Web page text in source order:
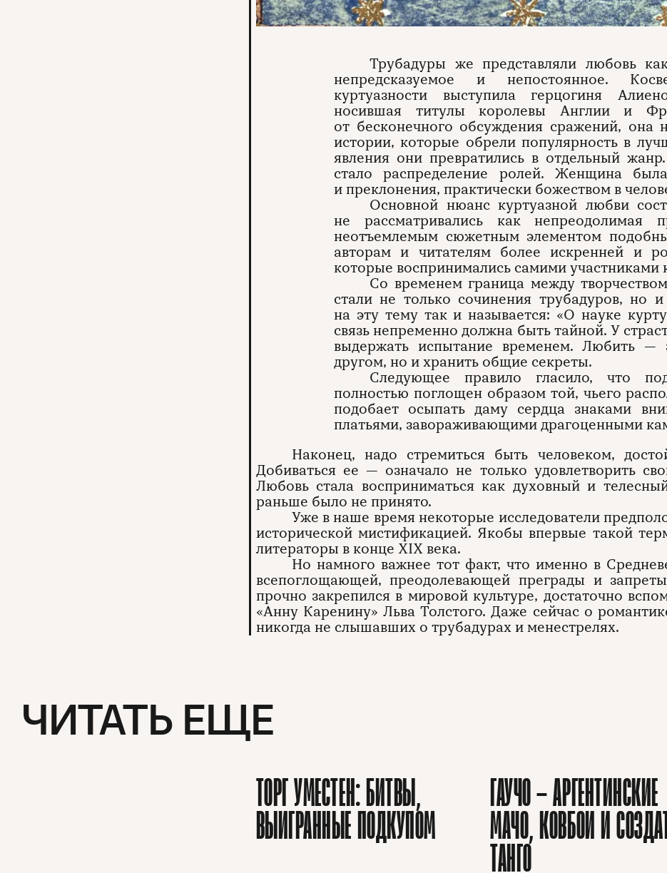
Трубадуры же представляли любовь
непредсказуемое и непостоянное.
куртуазности выступила герцогиня
носившая титулы королевы Англии и
от бесконечного обсуждения сражений, она
истории, которые обрели популярность в
явления они превратились в отдельный
стало распределение ролей. Женщина
и преклонения, практически божеством в
Основной нюанс куртуазной любви
не рассматривались как непреодолимая
неотъемлемым сюжетным элементом
авторам и читателям более искренней и
которые воспринимались самими участниками
Со временем граница между
стали не только сочинения трубадуров, но
на эту тему так и называется: «О науке
связь непременно должна быть тайной. У
выдержать испытание временем. Любить —
другом, но и хранить общие секреты.
Следующее правило гласило, что
полностью поглощен образом той, чьего
подобает осыпать даму сердца знаками
платьями, завораживающими драгоценными
Наконец, надо стремиться быть человеком,
Добиваться ее — означало не только удовлетворить
Любовь стала восприниматься как духовный и
раньше было не принято.
Уже в наше время некоторые исследователи
исторической мистификацией. Якобы впервые такой
литераторы в конце XIX века.
Но намного важнее тот факт, что именно в
всепоглощающей, преодолевающей преграды и
прочно закрепился в мировой культуре, достаточно
«Анну Каренину» Льва Толстого. Даже сейчас о
никогда не слышавших о трубадурах и менестрелях.
ЧИТАТЬ ЕЩЕ
ТОРГ УМЕСТЕН: БИТВЫ,
ВЫИГРАННЫЕ ПОДКУПОМ
ГАУЧО — АРГЕНТИНСКИЕ
МАЧО, КОВБОИ И
ТАНГО